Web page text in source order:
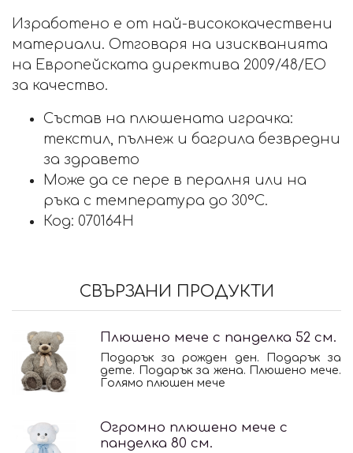
Изработено е от най-висококачествени
материали. Отговаря на изискванията
на Европейската директива 2009/48/ЕО
за качество.
Състав на плюшената играчка:
текстил, пълнеж и багрила безвредни
за здравето
Може да се пере в пералня или на
ръка с температура до 30°С.
Код: 070164H
СВЪРЗАНИ ПРОДУКТИ
Плюшено мече с панделка 52 см.
Подарък за рожден ден. Подарък за
дете. Подарък за жена. Плюшено мече.
Голямо плюшен мече
Огромно плюшено мече с
панделка 80 см.